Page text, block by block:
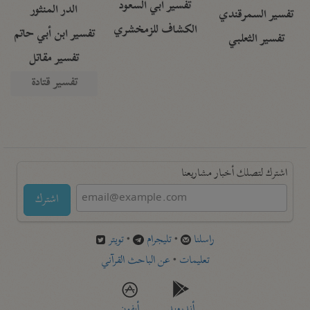
تفسير السمرقندي
تفسير الثعلبي
تفسير أبي السعود
الكشاف للزمخشري
الدر المنثور
تفسير ابن أبي حاتم
تفسير مقاتل
تفسير قتادة
اشترك لتصلك أخبار مشاريعنا
اشترك
راسلنا •تليجرام •تويتر
تعليمات •عن الباحث القرآني